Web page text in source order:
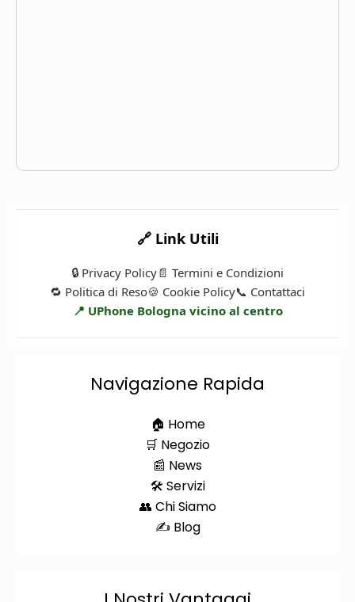
🔗 Link Utili
🔒 Privacy Policy📄 Termini e Condizioni
🔁 Politica di Reso🍪 Cookie Policy📞 Contattaci
📍 UPhone Bologna vicino al centro
Navigazione Rapida
🏠 Home
🛒 Negozio
📰 News
🛠️ Servizi
👥 Chi Siamo
✍️ Blog